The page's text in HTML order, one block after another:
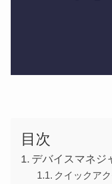
目次
デバイスマネジ
クイックア